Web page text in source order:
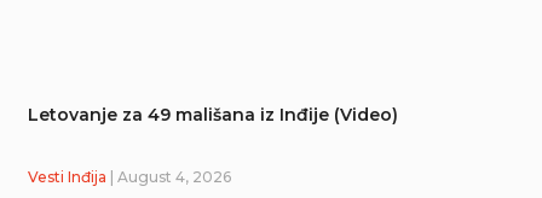
Letovanje za 49 mališana iz Inđije (Video)
Vesti Inđija | August 4, 2026